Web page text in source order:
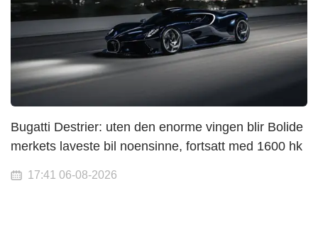
Bugatti Destrier: uten den enorme vingen blir Bolide
merkets laveste bil noensinne, fortsatt med 1600 hk
17:41 06-08-2026